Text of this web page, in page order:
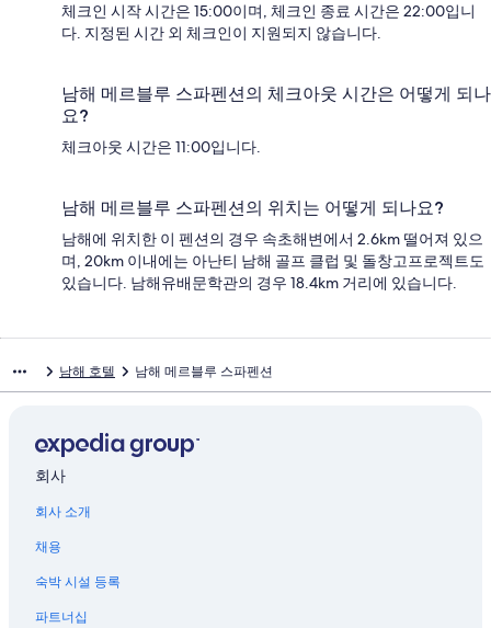
체크인 시작 시간은 15:00이며, 체크인 종료 시간은 22:00입니
다. 지정된 시간 외 체크인이 지원되지 않습니다.
남해 메르블루 스파펜션의 체크아웃 시간은 어떻게 되나
요?
체크아웃 시간은 11:00입니다.
남해 메르블루 스파펜션의 위치는 어떻게 되나요?
남해에 위치한 이 펜션의 경우 속초해변에서 2.6km 떨어져 있으
며, 20km 이내에는 아난티 남해 골프 클럽 및 돌창고프로젝트도
있습니다. 남해유배문학관의 경우 18.4km 거리에 있습니다.
남해 호텔 남해 메르블루 스파펜션
회사
회사 소개
채용
숙박 시설 등록
파트너십